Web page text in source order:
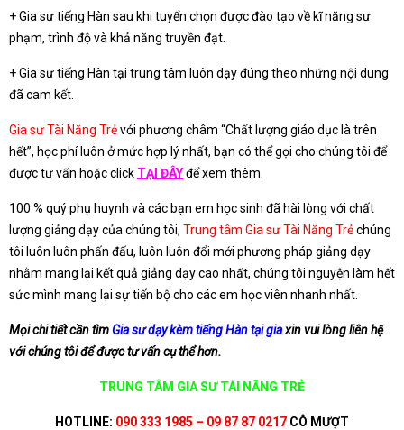
+ Gia sư tiếng Hàn sau khi tuyển chọn được đào tạo về kĩ năng sư
phạm, trình độ và khả năng truyền đạt.
+ Gia sư tiếng Hàn tại trung tâm luôn dạy đúng theo những nội dung
đã cam kết.
Gia sư Tài Năng Trẻvới phương châm “Chất lượng giáo dục là trên
hết”, học phí luôn ở mức hợp lý nhất, bạn có thể gọi cho chúng tôi để
được tư vấn hoặc click TẠI ĐÂYđể xem thêm.
100 % quý phụ huynh và các bạn em học sinh đã hài lòng với chất
lượng giảng dạy của chúng tôi, Trung tâm Gia sư Tài Năng Trẻchúng
tôi luôn luôn phấn đấu, luôn luôn đổi mới phương pháp giảng dạy
nhằm mang lại kết quả giảng dạy cao nhất, chúng tôi nguyện làm hết
sức mình mang lại sự tiến bộ cho các em học viên nhanh nhất.
Mọi chi tiết cần tìm Gia sư dạy kèm tiếng Hàn tại giaxin vui lòng liên hệ
với chúng tôi để được tư vấn cụ thể hơn.
TRUNG TÂM GIA SƯ TÀI NĂNG TRẺ
HOTLINE: 090 333 1985 – 09 87 87 0217 CÔ MƯỢT